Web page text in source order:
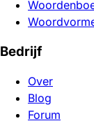
Bedrijf
Over
Blog
Forum